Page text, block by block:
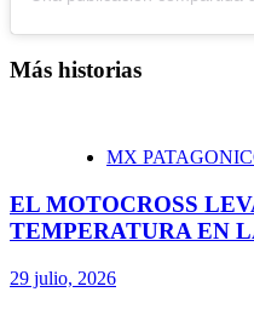
Más historias
MX
EL MOTOCROSS
TEMPERATURA EN
29 julio, 2026